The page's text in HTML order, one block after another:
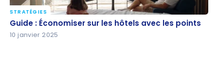
Guide : Économiser sur les hôtels avec les points
STRATÉGIES
Guide : Économiser sur les hôtels avec les points
10 janvier 2025